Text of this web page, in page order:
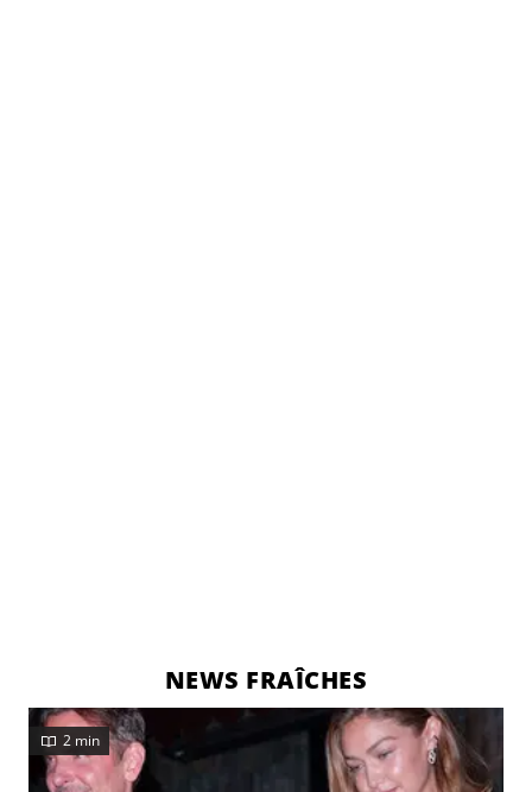
NEWS FRAÎCHES
2 min